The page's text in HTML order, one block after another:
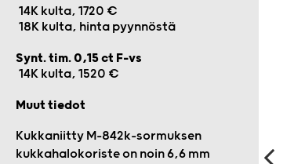
14K kulta, 1720 €
18K kulta, hinta pyynnöstä
Synt. tim. 0,15 ct F-vs
14K kulta, 1520 €
Muut tiedot
Kukkaniitty M-842k-sormuksen
kukkahalokoriste on noin 6,6 mm